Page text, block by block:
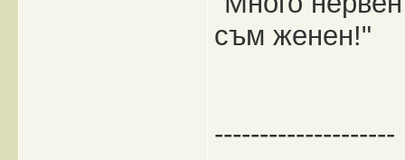
съм женен!"
--------------------